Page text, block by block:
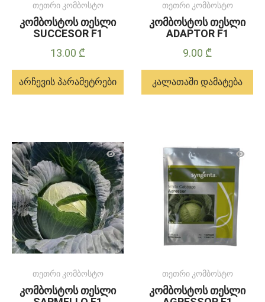
თეთრი კომბოსტო
კომბოსტოს თესლი
SUCCESOR F1
13.00 ₾
არჩევის პარამეტრები
აქვს
მრავალი
ვარიანტი.
ვარიანტები
შეიძლება
შეირჩეს
პროდუქტის
გვერდზე
თეთრი კომბოსტო
კომბოსტოს თესლი
ADAPTOR F1
9.00 ₾
კალათაში დამატება
თეთრი კომბოსტო
კომბოსტოს თესლი
თეთრი კომბოსტო
კომბოსტოს თესლი